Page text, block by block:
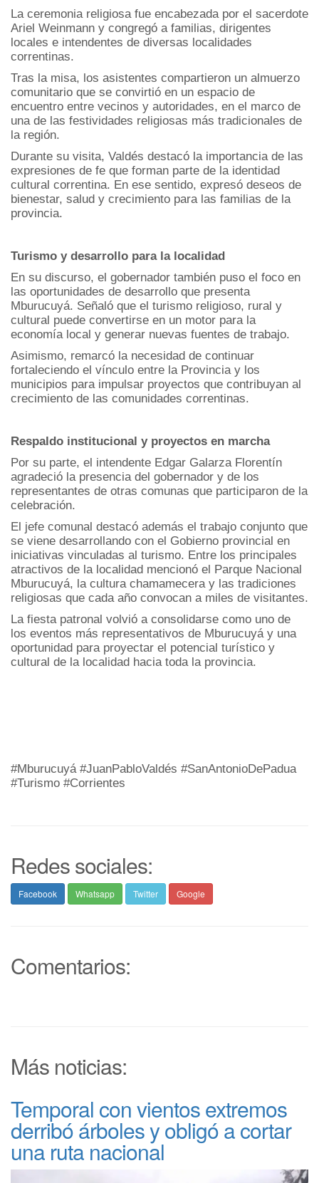
La ceremonia religiosa fue encabezada por el sacerdote
Ariel Weinmann y congregó a familias, dirigentes
locales e intendentes de diversas localidades
correntinas.
Tras la misa, los asistentes compartieron un almuerzo
comunitario que se convirtió en un espacio de
encuentro entre vecinos y autoridades, en el marco de
una de las festividades religiosas más tradicionales de
la región.
Durante su visita, Valdés destacó la importancia de las
expresiones de fe que forman parte de la identidad
cultural correntina. En ese sentido, expresó deseos de
bienestar, salud y crecimiento para las familias de la
provincia.
Turismo y desarrollo para la localidad
En su discurso, el gobernador también puso el foco en
las oportunidades de desarrollo que presenta
Mburucuyá. Señaló que el turismo religioso, rural y
cultural puede convertirse en un motor para la
economía local y generar nuevas fuentes de trabajo.
Asimismo, remarcó la necesidad de continuar
fortaleciendo el vínculo entre la Provincia y los
municipios para impulsar proyectos que contribuyan al
crecimiento de las comunidades correntinas.
Respaldo institucional y proyectos en marcha
Por su parte, el intendente Edgar Galarza Florentín
agradeció la presencia del gobernador y de los
representantes de otras comunas que participaron de la
celebración.
El jefe comunal destacó además el trabajo conjunto que
se viene desarrollando con el Gobierno provincial en
iniciativas vinculadas al turismo. Entre los principales
atractivos de la localidad mencionó el Parque Nacional
Mburucuyá, la cultura chamamecera y las tradiciones
religiosas que cada año convocan a miles de visitantes.
La fiesta patronal volvió a consolidarse como uno de
los eventos más representativos de Mburucuyá y una
oportunidad para proyectar el potencial turístico y
cultural de la localidad hacia toda la provincia.
#Mburucuyá #JuanPabloValdés #SanAntonioDePadua
#Turismo #Corrientes
Redes sociales:
Facebook Whatsapp Twitter Google
Comentarios:
Más noticias:
Temporal con vientos extremos
derribó árboles y obligó a cortar
una ruta nacional